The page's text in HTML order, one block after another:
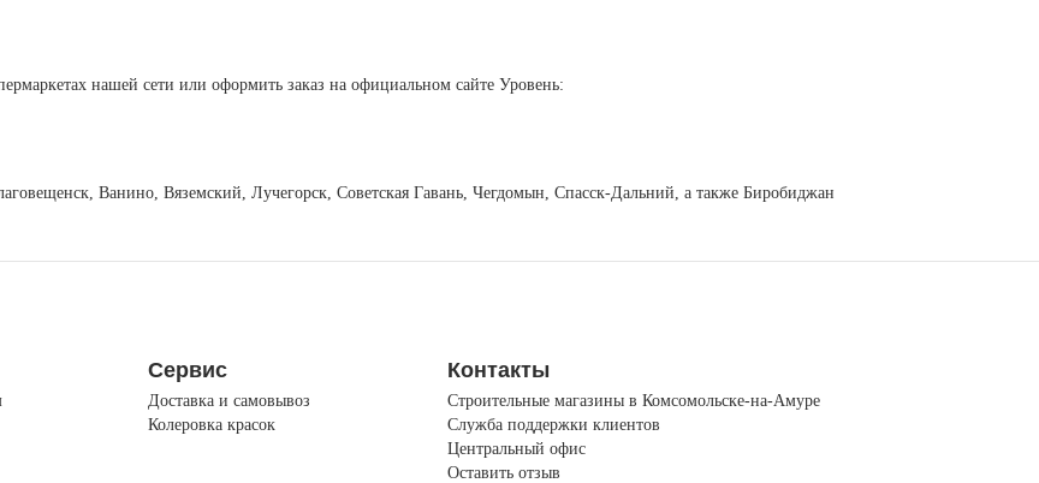
нашей сети или оформить заказ на официальном сайте Уровень:
Ванино, Вяземский, Лучегорск, Советская Гавань, Чегдомын, Спасск-Дальний, а также Биробиджан
Сервис
Доставка и самовывоз
Колеровка красок
Контакты
Строительные магазины в Комсомольске-на-Амуре
Служба поддержки клиентов
Центральный офис
Оставить отзыв